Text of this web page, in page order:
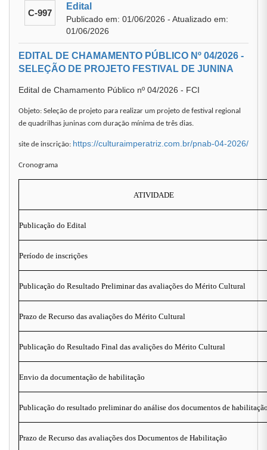
C-997
Edital
Publicado em: 01/06/2026 - Atualizado em:
01/06/2026
EDITAL DE CHAMAMENTO PÚBLICO Nº 04/2026 -
SELEÇÃO DE PROJETO FESTIVAL DE JUNINA
Edital de Chamamento Público nº 04/2026 - FCI
Objeto: Seleção de projeto para realizar um projeto de festival regional
de quadrilhas juninas com duração mínima de três dias.
site de inscrição: https://culturaimperatriz.com.br/pnab-04-2026/
Cronograma
ATIVIDADE
Publicação do Edital
Período de inscrições
Publicação do Resultado Preliminar das avaliações do Mérito Cultural
Prazo de Recurso das avaliações do Mérito Cultural
Publicação do Resultado Final das avalições do Mérito Cultural
Envio da documentação de habilitação
Publicação do resultado preliminar do análise dos documentos de
Prazo de Recurso das avaliações dos Documentos de Habilitação